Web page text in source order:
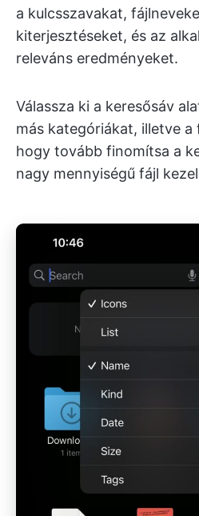
a kulcsszavakat,
kiterjesztéseket, és az
releváns eredményeket.
Válassza ki a keresősáv
más kategóriákat, illetve
hogy tovább finomítsa a
nagy mennyiségű fájl